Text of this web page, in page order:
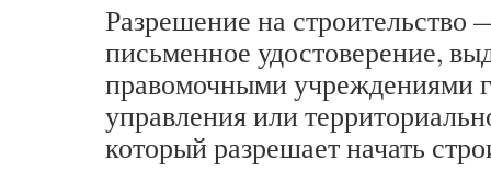
Разрешение на
письменное удостоверение,
правомочными учреждениями
управления или
который разрешает начать